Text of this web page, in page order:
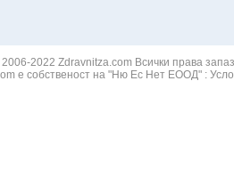
2022 Zdravnitza.com Всички права
е собственост на "Ню Ес Нет ЕООД" :